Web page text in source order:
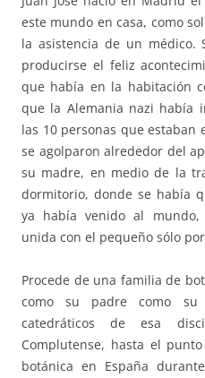
este mundo en casa, como
la asistencia de un médico.
producirse el feliz
que había en la habitación
que la Alemania nazi había
las 10 personas que estaban
se agolparon alrededor del
su madre, en medio de la
dormitorio, donde se había
ya había venido al mundo,
unida con el pequeño sólo
Procede de una familia de
como su padre como su
catedráticos de esa
Complutense, hasta el
botánica en España